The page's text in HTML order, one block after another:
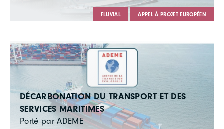
FLUVIAL APPEL À PROJET EUROPÉEN
DÉCARBONATION DU TRANSPORT ET DES
SERVICES MARITIMES
Porté par ADEME